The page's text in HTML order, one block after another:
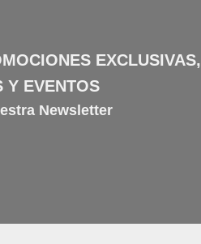
EXCLUSIVAS,
Y EVENTOS
Newsletter